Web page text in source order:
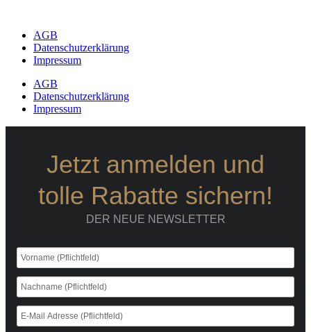
AGB
Datenschutzerklärung
Impressum
AGB
Datenschutzerklärung
Impressum
Jetzt anmelden und
tolle Rabatte sichern!
DER NEUE NEWSLETTER